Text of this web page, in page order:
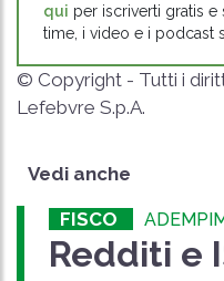
qui per iscriverti gratis e
time, i video e i podcast
© Copyright - Tutti i
Lefebvre S.p.A.
Vedi anche
FISCO
Redditi e